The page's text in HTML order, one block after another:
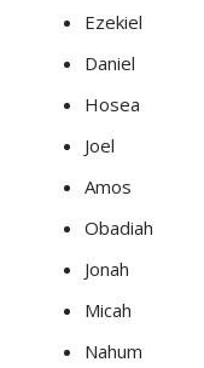
Ezekiel
Daniel
Hosea
Joel
Amos
Obadiah
Jonah
Micah
Nahum